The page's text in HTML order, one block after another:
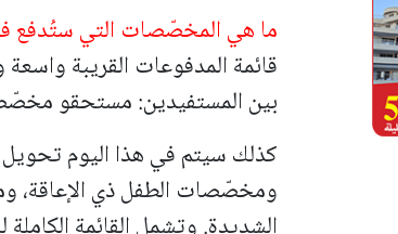
ما هي المخصّصات التي ستُدفع
قائمة المدفوعات القريبة
بين المستفيدين: مستحقو
كذلك سيتم في هذا اليوم
ومخصّصات الطفل ذي الإعاقة،